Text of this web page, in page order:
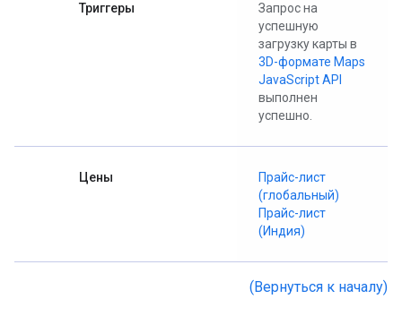
Триггеры
Запрос на
успешную
загрузку карты в
3D-формате Maps
JavaScript API
выполнен
успешно.
Цены
Прайс-лист
(глобальный)
Прайс-лист
(Индия)
(Вернуться к началу)